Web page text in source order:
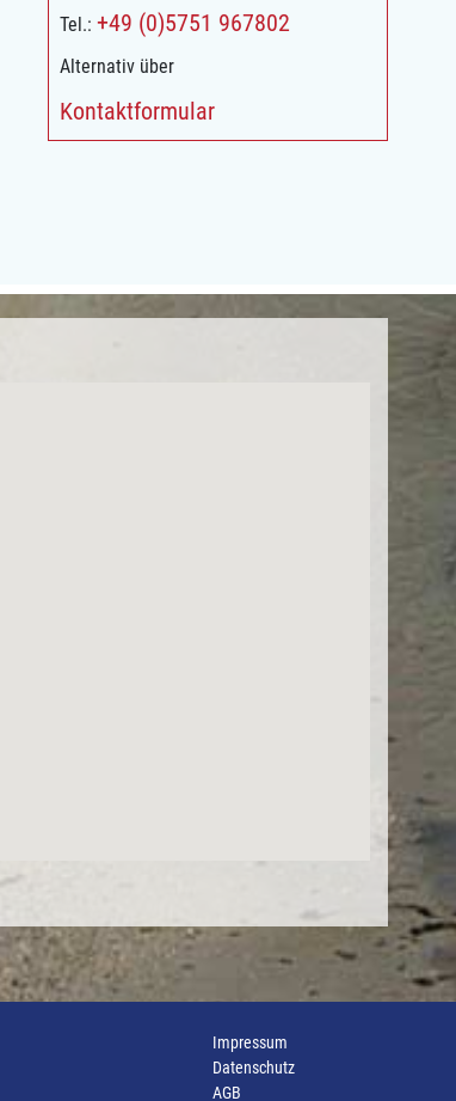
Tel.: +49 (0)5751 967802
Alternativ über
Kontaktformular
Impressum
Datenschutz
AGB